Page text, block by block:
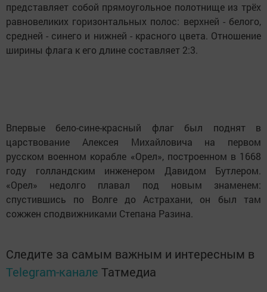
представляет собой прямоугольное полотнище из трёх
равновеликих горизонтальных полос: верхней - белого,
средней - синего и нижней - красного цвета. Отношение
ширины флага к его длине составляет 2:3.
Впервые бело-сине-красный флаг был поднят в
царствование Алексея Михайловича на первом
русском военном корабле «Орел», построенном в 1668
году голландским инженером Давидом Бутлером.
«Орел» недолго плавал под новым знаменем:
спустившись по Волге до Астрахани, он был там
сожжен сподвижниками Степана Разина.
Следите за самым важным и интересным в
Telegram-канале Татмедиа